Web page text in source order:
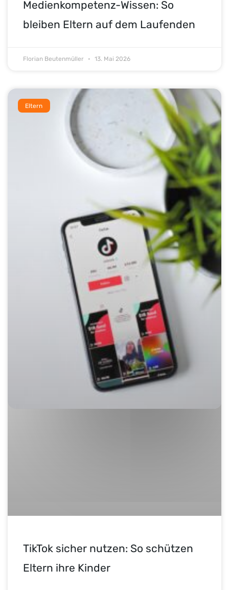
Medienkompetenz-Wissen: So
bleiben Eltern auf dem Laufenden
Florian Beutenmüller 13. Mai 2026
Eltern
TikTok sicher nutzen: So schützen
Eltern ihre Kinder